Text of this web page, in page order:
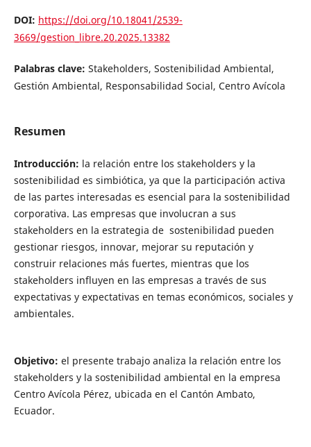
DOI: https://doi.org/10.18041/2539-
3669/gestion_libre.20.2025.13382
Palabras clave: Stakeholders, Sostenibilidad Ambiental,
Gestión Ambiental, Responsabilidad Social, Centro Avícola
Resumen
Introducción: la relación entre los stakeholders y la
sostenibilidad es simbiótica, ya que la participación activa
de las partes interesadas es esencial para la sostenibilidad
corporativa. Las empresas que involucran a sus
stakeholders en la estrategia de sostenibilidad pueden
gestionar riesgos, innovar, mejorar su reputación y
construir relaciones más fuertes, mientras que los
stakeholders influyen en las empresas a través de sus
expectativas y expectativas en temas económicos, sociales y
ambientales.
Objetivo: el presente trabajo analiza la relación entre los
stakeholders y la sostenibilidad ambiental en la empresa
Centro Avícola Pérez, ubicada en el Cantón Ambato,
Ecuador.